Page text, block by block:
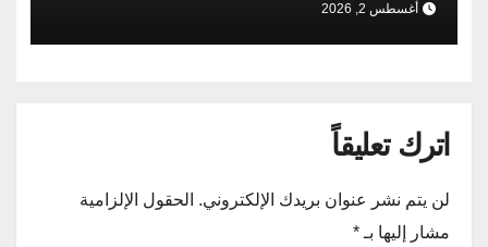
أغسطس 2, 2026
اترك تعليقاً
لن يتم نشر عنوان بريدك الإلكتروني. الحقول الإلزامية
مشار إليها بـ *